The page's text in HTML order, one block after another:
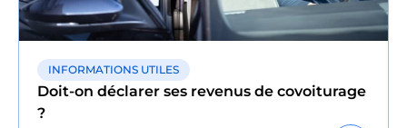
INFORMATIONS UTILES
Doit-on déclarer ses revenus de covoiturage
?